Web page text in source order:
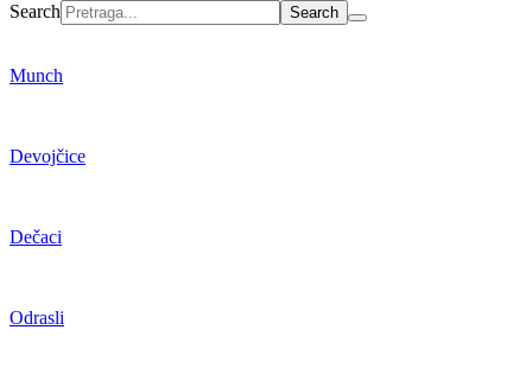
Search
Munch
Devojčice
Dečaci
Odrasli